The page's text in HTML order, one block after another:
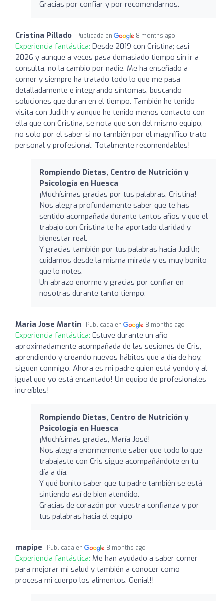
Gracias por confiar y por recomendarnos.
Cristina Pillado Publicada en 8 months ago
Experiencia fantástica: Desde 2019 con Cristina; casi
2026 y aunque a veces pasa demasiado tiempo sin ir a
consulta, no la cambio por nadie. Me ha enseñado a
comer y siempre ha tratado todo lo que me pasa
detalladamente e integrando síntomas, buscando
soluciones que duran en el tiempo. También he tenido
visita con Judith y aunque he tenido menos contacto con
ella que con Cristina, se nota que son del mismo equipo,
no solo por el saber si no también por el magnífico trato
personal y profesional. Totalmente recomendables!
Rompiendo Dietas, Centro de Nutrición y
Psicología en Huesca
¡Muchísimas gracias por tus palabras, Cristina!
Nos alegra profundamente saber que te has
sentido acompañada durante tantos años y que el
trabajo con Cristina te ha aportado claridad y
bienestar real.
Y gracias también por tus palabras hacia Judith;
cuidamos desde la misma mirada y es muy bonito
que lo notes.
Un abrazo enorme y gracias por confiar en
nosotras durante tanto tiempo.
Maria Jose Martin Publicada en 8 months ago
Experiencia fantástica: Estuve durante un año
aproximadamente acompañada de las sesiones de Cris,
aprendiendo y creando nuevos hábitos que a día de hoy,
siguen conmigo. Ahora es mi padre quien está yendo y al
igual que yo está encantado! Un equipo de profesionales
increíbles!
Rompiendo Dietas, Centro de Nutrición y
Psicología en Huesca
¡Muchísimas gracias, María José!
Nos alegra enormemente saber que todo lo que
trabajaste con Cris sigue acompañándote en tu
día a día.
Y qué bonito saber que tu padre también se está
sintiendo así de bien atendido.
Gracias de corazón por vuestra confianza y por
tus palabras hacia el equipo
mapipe Publicada en 8 months ago
Experiencia fantástica: Me han ayudado a saber comer
para mejorar mi salud y también a conocer como
procesa mi cuerpo los alimentos. Genial!!